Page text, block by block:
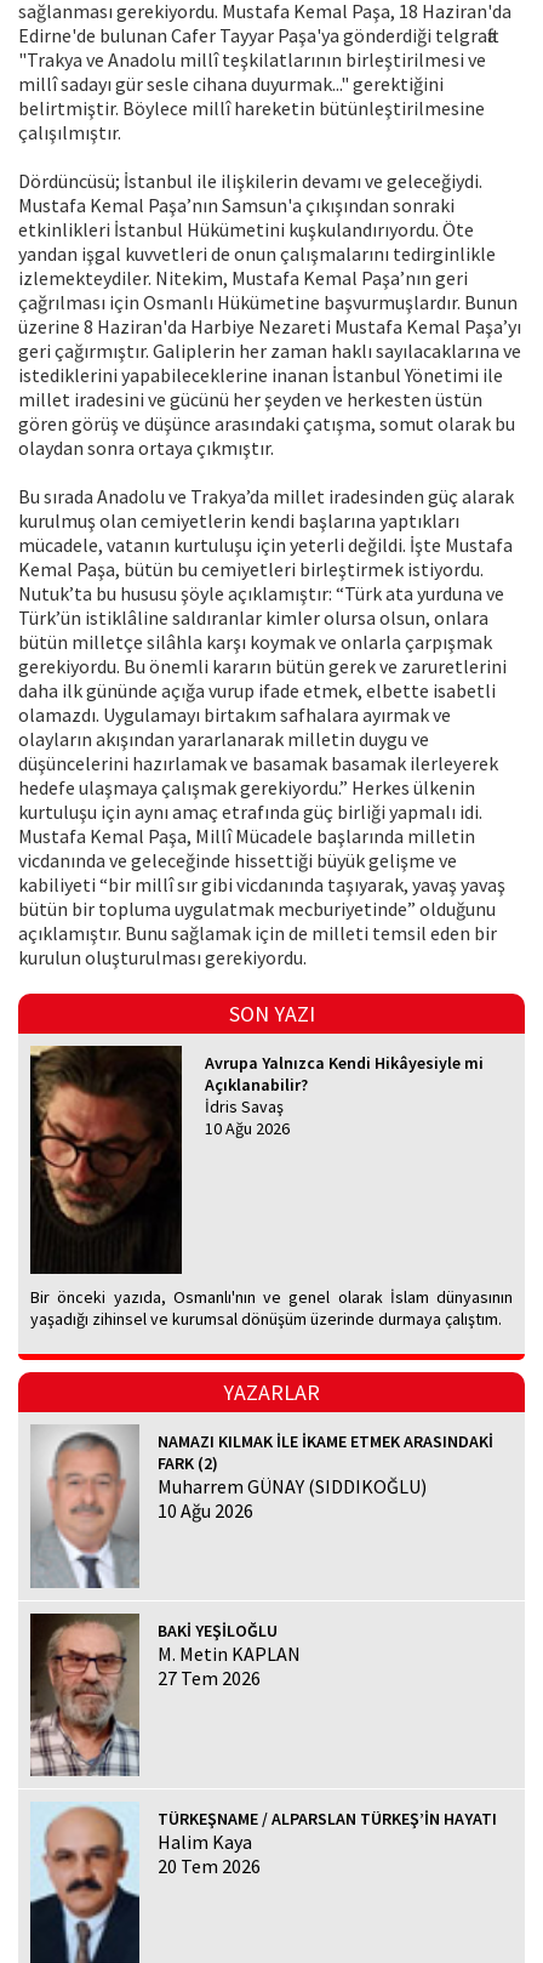
sağlanması gerekiyordu. Mustafa Kemal Paşa, 18 Haziran'da
Edirne'de bulunan Cafer Tayyar Paşa'ya gönderdiği telgrafta
"Trakya ve Anadolu millî teşkilatlarının birleştirilmesi ve
millî sadayı gür sesle cihana duyurmak..." gerektiğini
belirtmiştir. Böylece millî hareketin bütünleştirilmesine
çalışılmıştır.
Dördüncüsü; İstanbul ile ilişkilerin devamı ve geleceğiydi.
Mustafa Kemal Paşa’nın Samsun'a çıkışından sonraki
etkinlikleri İstanbul Hükümetini kuşkulandırıyordu. Öte
yandan işgal kuvvetleri de onun çalışmalarını tedirginlikle
izlemekteydiler. Nitekim, Mustafa Kemal Paşa’nın geri
çağrılması için Osmanlı Hükümetine başvurmuşlardır. Bunun
üzerine 8 Haziran'da Harbiye Nezareti Mustafa Kemal Paşa’yı
geri çağırmıştır. Galiplerin her zaman haklı sayılacaklarına ve
istediklerini yapabileceklerine inanan İstanbul Yönetimi ile
millet iradesini ve gücünü her şeyden ve herkesten üstün
gören görüş ve düşünce arasındaki çatışma, somut olarak bu
olaydan sonra ortaya çıkmıştır.
Bu sırada Anadolu ve Trakya’da millet iradesinden güç alarak
kurulmuş olan cemiyetlerin kendi başlarına yaptıkları
mücadele, vatanın kurtuluşu için yeterli değildi. İşte Mustafa
Kemal Paşa, bütün bu cemiyetleri birleştirmek istiyordu.
Nutuk’ta bu hususu şöyle açıklamıştır: “Türk ata yurduna ve
Türk’ün istiklâline saldıranlar kimler olursa olsun, onlara
bütün milletçe silâhla karşı koymak ve onlarla çarpışmak
gerekiyordu. Bu önemli kararın bütün gerek ve zaruretlerini
daha ilk gününde açığa vurup ifade etmek, elbette isabetli
olamazdı. Uygulamayı birtakım safhalara ayırmak ve
olayların akışından yararlanarak milletin duygu ve
düşüncelerini hazırlamak ve basamak basamak ilerleyerek
hedefe ulaşmaya çalışmak gerekiyordu.” Herkes ülkenin
kurtuluşu için aynı amaç etrafında güç birliği yapmalı idi.
Mustafa Kemal Paşa, Millî Mücadele başlarında milletin
vicdanında ve geleceğinde hissettiği büyük gelişme ve
kabiliyeti “bir millî sır gibi vicdanında taşıyarak, yavaş yavaş
bütün bir topluma uygulatmak mecburiyetinde” olduğunu
açıklamıştır. Bunu sağlamak için de milleti temsil eden bir
kurulun oluşturulması gerekiyordu.
SON YAZI
Avrupa Yalnızca Kendi Hikâyesiyle mi
Açıklanabilir?
İdris Savaş
10 Ağu 2026
Bir önceki yazıda, Osmanlı'nın ve genel olarak İslam dünyasının
yaşadığı zihinsel ve kurumsal dönüşüm üzerinde durmaya çalıştım.
YAZARLAR
NAMAZI KILMAK İLE İKAME ETMEK ARASINDAKİ
FARK (2)
Muharrem GÜNAY (SIDDIKOĞLU)
10 Ağu 2026
BAKİ YEŞİLOĞLU
M. Metin KAPLAN
27 Tem 2026
TÜRKEŞNAME / ALPARSLAN TÜRKEŞ’İN HAYATI
Halim Kaya
20 Tem 2026